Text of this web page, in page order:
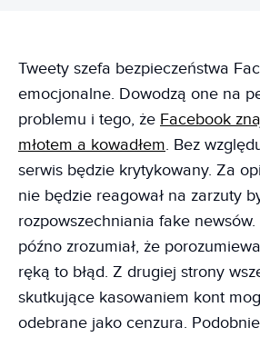
Tweety szefa bezpieczeństwa
emocjonalne. Dowodzą one na
problemu i tego, że Facebook
młotem a kowadłem. Bez
serwis będzie krytykowany. Za
nie będzie reagował na zarzuty
rozpowszechniania fake
późno zrozumiał, że
ręką to błąd. Z drugiej strony
skutkujące kasowaniem kont
odebrane jako cenzura.